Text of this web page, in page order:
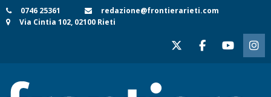
Skip
to
0746 25361
redazione@frontierarieti.com
Via Cintia 102, 02100 Rieti